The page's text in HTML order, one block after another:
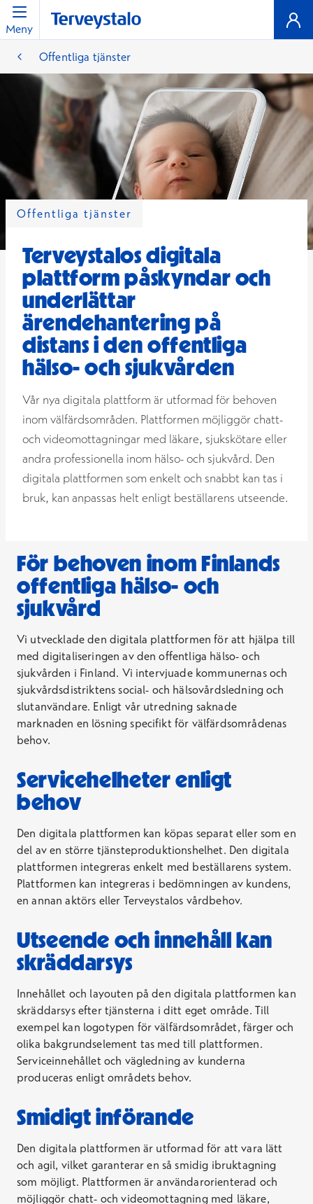
Meny
Offentliga tjänster
Offentliga tjänster
Terveystalos digitala
plattform påskyndar och
underlättar
ärendehantering på
distans i den offentliga
hälso- och sjukvården
Vår nya digitala plattform är utformad för behoven
inom välfärdsområden. Plattformen möjliggör chatt-
och videomottagningar med läkare, sjukskötare eller
andra professionella inom hälso- och sjukvård. Den
digitala plattformen som enkelt och snabbt kan tas i
bruk, kan anpassas helt enligt beställarens utseende.
För behoven inom Finlands
offentliga hälso- och
sjukvård
Vi utvecklade den digitala plattformen för att hjälpa till
med digitaliseringen av den offentliga hälso- och
sjukvården i Finland. Vi intervjuade kommunernas och
sjukvårdsdistriktens social- och hälsovårdsledning och
slutanvändare. Enligt vår utredning saknade
marknaden en lösning specifikt för välfärdsområdenas
behov.
Servicehelheter enligt
behov
Den digitala plattformen kan köpas separat eller som en
del av en större tjänsteproduktionshelhet. Den digitala
plattformen integreras enkelt med beställarens system.
Plattformen kan integreras i bedömningen av kundens,
en annan aktörs eller Terveystalos vårdbehov.
Utseende och innehåll kan
skräddarsys
Innehållet och layouten på den digitala plattformen kan
skräddarsys efter tjänsterna i ditt eget område. Till
exempel kan logotypen för välfärdsområdet, färger och
olika bakgrundselement tas med till plattformen.
Serviceinnehållet och vägledning av kunderna
produceras enligt områdets behov.
Smidigt införande
Den digitala plattformen är utformad för att vara lätt
och agil, vilket garanterar en så smidig ibruktagning
som möjligt. Plattformen är användarorienterad och
möjliggör chatt- och videomottagning med läkare,